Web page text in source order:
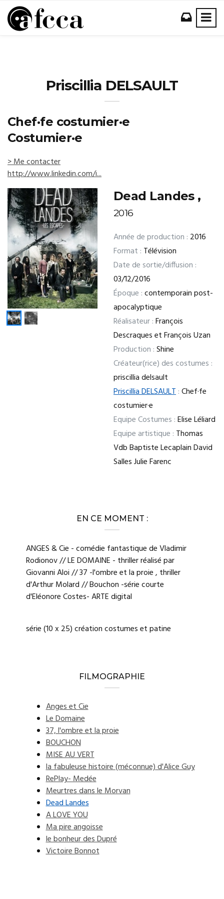
Priscillia DELSAULT
Chef·fe costumier·e
Costumier·e
> Me contacter
http://www.linkedin.com/i...
Dead Landes ,
2016
Année de production : 2016
Format : Télévision
Date de sortie/diffusion :
03/12/2016
Époque :contemporain post-
apocalyptique
Réalisateur :François
Descraques et François Uzan
Production :Shine
Créateur(rice) des costumes :
priscillia delsault
Priscillia DELSAULT:Chef·fe
costumier·e
Equipe Costumes :Elise Léliard
Equipe artistique : Thomas
Vdb Baptiste Lecaplain David
Salles Julie Farenc
EN CE MOMENT :
ANGES & Cie - comédie fantastique de Vladimir
Rodionov // LE DOMAINE - thriller réalisé par
Giovanni Aloi // 37 -l'ombre et la proie , thriller
d'Arthur Molard // Bouchon -série courte
d'Eléonore Costes- ARTE digital
série (10 x 25) création costumes et patine
FILMOGRAPHIE
Anges et Cie
Le Domaine
37, l'ombre et la proie
BOUCHON
MISE AU VERT
la fabuleuse histoire (méconnue) d'Alice Guy
RePlay- Medée
Meurtres dans le Morvan
Dead Landes
A LOVE YOU
Ma pire angoisse
le bonheur des Dupré
Victoire Bonnot